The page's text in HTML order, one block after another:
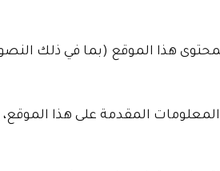
هذا الموقع (بما في ذلك
المقدمة على هذا